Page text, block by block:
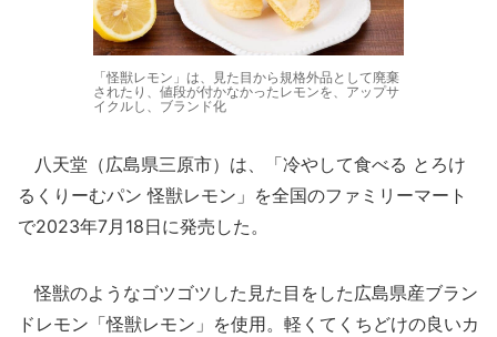
「怪獣レモン」は、見た目から規格外品として廃棄
されたり、値段が付かなかったレモンを、アップサ
イクルし、ブランド化
八天堂（広島県三原市）は、「冷やして食べる とろけ
るくりーむパン 怪獣レモン」を全国のファミリーマート
で2023年7月18日に発売した。
怪獣のようなゴツゴツした見た目をした広島県産ブラン
ドレモン「怪獣レモン」を使用。軽くてくちどけの良いカ